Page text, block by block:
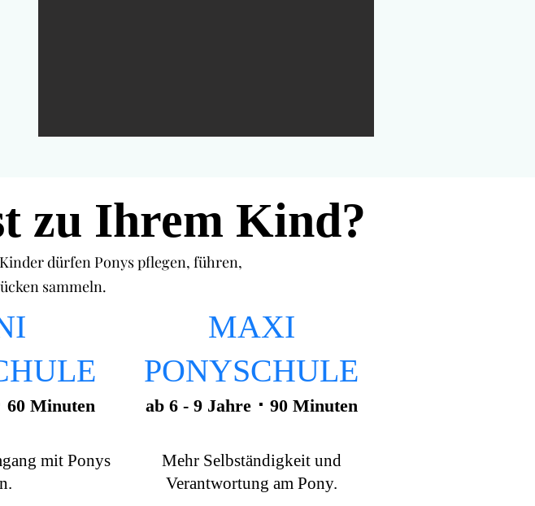
zu Ihrem Kind?
dürfen Ponys pflegen, führen,
sammeln.
60 Minuten
mit Ponys
MAXI
PONYSCHULE
ab 6 - 9 Jahre ･ 90 Minuten
Mehr Selbständigkeit und
Verantwortung am Pony.